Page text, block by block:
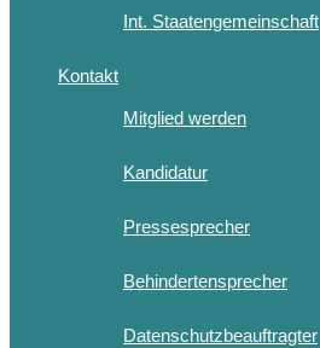
Int. Staatengemeinschaft
Kontakt
Mitglied werden
Kandidatur
Pressesprecher
Behindertensprecher
Datenschutzbeauftragter